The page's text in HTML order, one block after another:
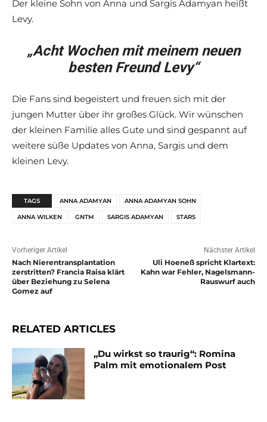
Der kleine Sohn von Anna und Sargis Adamyan heißt
Levy.
„Acht Wochen mit meinem neuen
besten Freund Levy“
Die Fans sind begeistert und freuen sich mit der
jungen Mutter über ihr großes Glück. Wir wünschen
der kleinen Familie alles Gute und sind gespannt auf
weitere süße Updates von Anna, Sargis und dem
kleinen Levy.
TAGS ANNA ADAMYAN ANNA ADAMYAN SOHN
ANNA WILKEN GNTM SARGIS ADAMYAN STARS
Vorheriger Artikel
Nach Nierentransplantation
zerstritten? Francia Raisa klärt
über Beziehung zu Selena
Gomez auf
Nächster Artikel
Uli Hoeneß spricht Klartext:
Kahn war Fehler, Nagelsmann-
Rauswurf auch
RELATED ARTICLES
„Du wirkst so traurig“: Romina
Palm mit emotionalem Post